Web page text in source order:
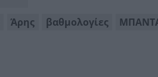
Άρης βαθμολογίες